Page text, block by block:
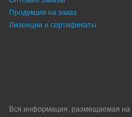
Продукция на заказ
Лизенции и сертификаты
Вся информация, размещаемая на